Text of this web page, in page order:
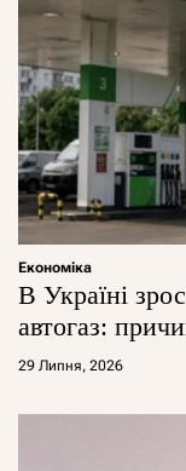
Економіка
В Україні
автогаз:
29 Липня, 2026